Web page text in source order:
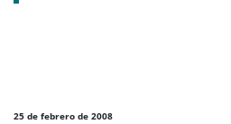
25 de febrero de 2008